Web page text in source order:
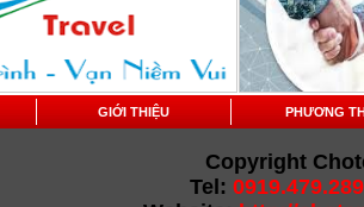
GIỚI THIỆU PHƯƠNG
Copyright
Tel: 0919.479.289